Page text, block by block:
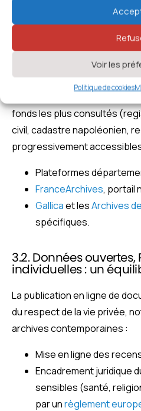
Voir les
Politique de cookies
une mémoire collective en
3.1. Dématérialisation
un patrimoine
Depuis les années 2000, les
fonds les plus consultés
civil, cadastre napoléonien,
progressivement
Plateformes
FranceArchives, portail
Gallicaet lesArchives
spécifiques.
3.2. Données ouvertes,
individuelles : un
La publication en ligne de
du respect de la vie privée,
archives contemporaines :
Mise en ligne des
Encadrement juridique
sensibles (santé,
par unrèglement